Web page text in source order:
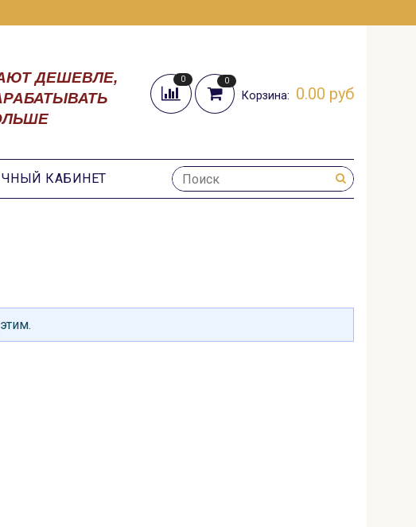
ДЕШЕВЛЕ,
0 0
Корзина: 0.00 руб
КАБИНЕТ